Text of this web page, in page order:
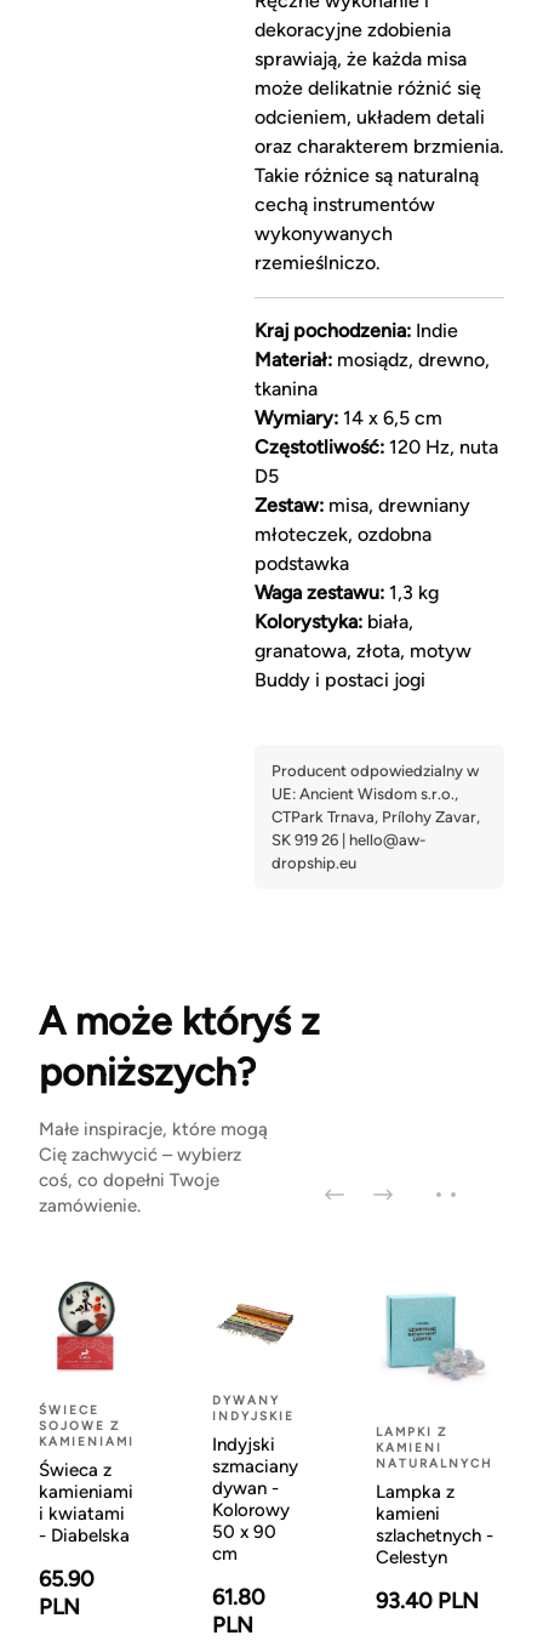
dekoracyjne zdobienia
sprawiają, że każda misa
może delikatnie różnić się
odcieniem, układem detali
oraz charakterem brzmienia.
Takie różnice są naturalną
cechą instrumentów
wykonywanych
rzemieślniczo.
Kraj pochodzenia:Indie
Materiał:mosiądz, drewno,
tkanina
Wymiary:14 x 6,5 cm
Częstotliwość:120 Hz, nuta
D5
Zestaw:misa, drewniany
młoteczek, ozdobna
podstawka
Waga zestawu:1,3 kg
Kolorystyka:biała,
granatowa, złota, motyw
Buddy i postaci jogi
A może któryś z
poniższych?
Małe inspiracje, które mogą
Cię zachwycić – wybierz
coś, co dopełni Twoje
zamówienie.
ŚWIECE
SOJOWE Z
KAMIENIAMI
Świeca z
kamieniami
i kwiatami
- Diabelska
65.90
PLN
DYWANY
INDYJSKIE
Indyjski
szmaciany
dywan -
Kolorowy
50 x 90
cm
61.80
PLN
LAMPKI Z
KAMIENI
NATURALNYCH
Lampka z
kamieni
szlachetnych -
Celestyn
93.40 PLN